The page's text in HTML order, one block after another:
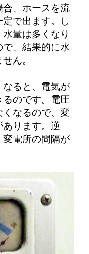
、ホースを流
で出ます。し
量は多くなり
、結果的に水
ん。
ると、電気が
のです。電圧
なるので、変
ります。逆
電所の間隔が